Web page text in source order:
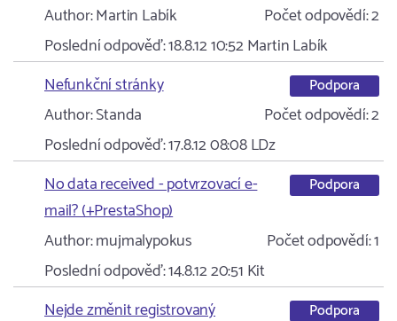
Author:Martin Labík Počet odpovědí:2
Poslední odpověď:18.8.12 10:52Martin Labík
Nefunkční stránky
Podpora
Author:Standa Počet odpovědí:2
Poslední odpověď:17.8.12 08:08LDz
No data received - potvrzovací e-
mail? (+PrestaShop)
Podpora
Author:mujmalypokus Počet odpovědí:1
Poslední odpověď:14.8.12 20:51 Kit
Nejde změnit registrovaný
Podpora